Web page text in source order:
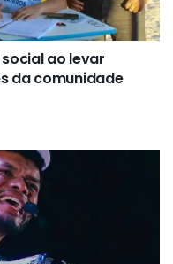
ao levar
da comunidade